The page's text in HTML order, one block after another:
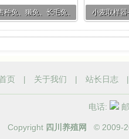
种兔、獭兔、长毛兔、
小麦取样
页 | 关于我们 | 站长日志
电话:
Copyright 四川养殖网 © 2009-